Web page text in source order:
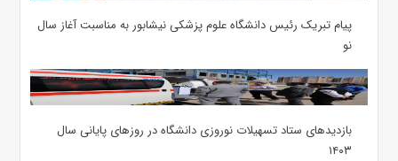
پیام تبریک رئیس دانشگاه علوم پزشکی نیشابور به مناسبت آغاز سال
نو
بازدیدهای ستاد تسهیلات نوروزی دانشگاه در روزهای پایانی سال
۱۴۰۳